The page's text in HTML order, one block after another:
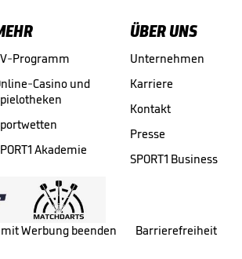
Programm
Casino und
Akademie
ÜBER UNS
Unternehmen
Karriere
Kontakt
Presse
SPORT1 Business
Werbung beenden Barrierefreiheit